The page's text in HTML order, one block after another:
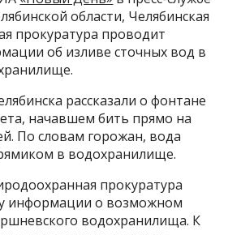
области, Челябинская
прокуратура проводит
об изливе сточных вод в
рассказали о фонтане
начавшем бить прямо на
По словам горожан, вода
в водохранилище.
прокуратура
информации о возможном
водохранилища. К